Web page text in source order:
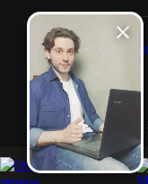
© 2026.